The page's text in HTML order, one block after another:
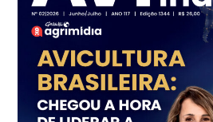
R$ 144,99
cx
Ovo Vermelho - Regional
Grande São Paulo (SP)
R$ 153,38
cx